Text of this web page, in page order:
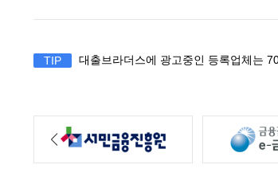
TIP 대출브라더스에 광고중인 등록업체는